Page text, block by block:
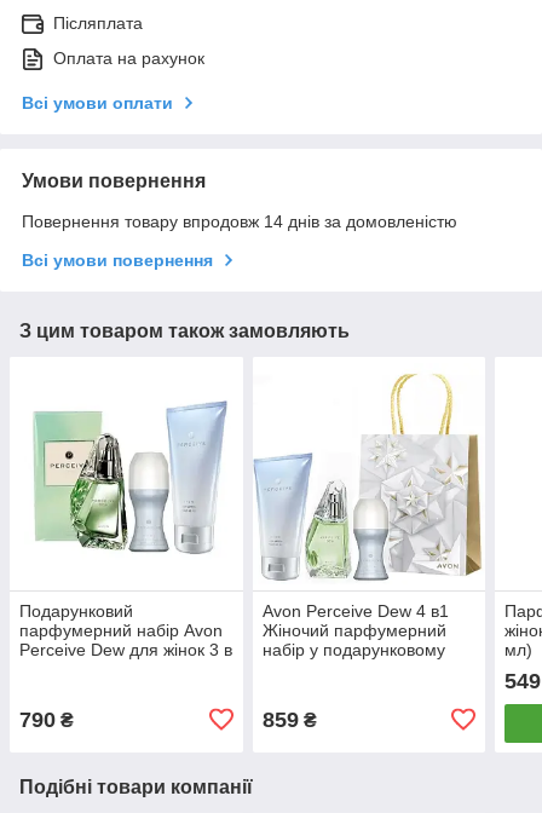
Післяплата
Оплата на рахунок
Всі умови оплати
Умови повернення
Повернення товару впродовж 14 днів за домовленістю
Всі умови повернення
З цим товаром також замовляють
Подарунковий
парфумерний набір Avon
Perceive Dew для жінок 3 в
790 ₴
Avon Perceive Dew 4 в1
Жіночий парфумерний
набір у подарунковому
859₴
мл)
549
Подібні товари компанії